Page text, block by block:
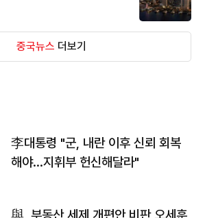
중국뉴스 더보기
李대통령 "군, 내란 이후 신뢰 회복
해야…지휘부 헌신해달라"